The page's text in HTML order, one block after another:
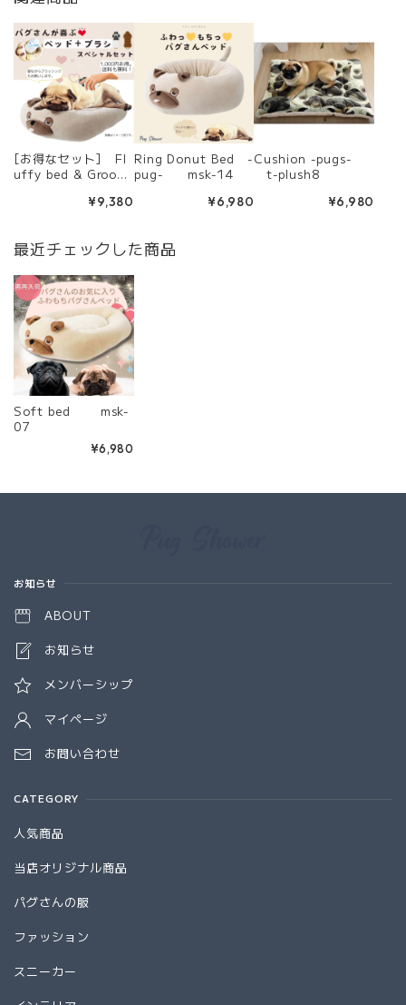
[お得なセット] Fl
uffy bed & Groomi
- msk-11¥9,380
Ring Donut Bed -
pug- msk-14
¥6,980
Cushion -pugs-
t-plush8
¥6,980
最近チェックした商品
Soft bed msk-
07
¥6,980
お知らせ
ABOUT
お知らせ
メンバーシップ
マイページ
お問い合わせ
CATEGORY
人気商品
当店オリジナル商品
パグさんの服
ファッション
スニーカー